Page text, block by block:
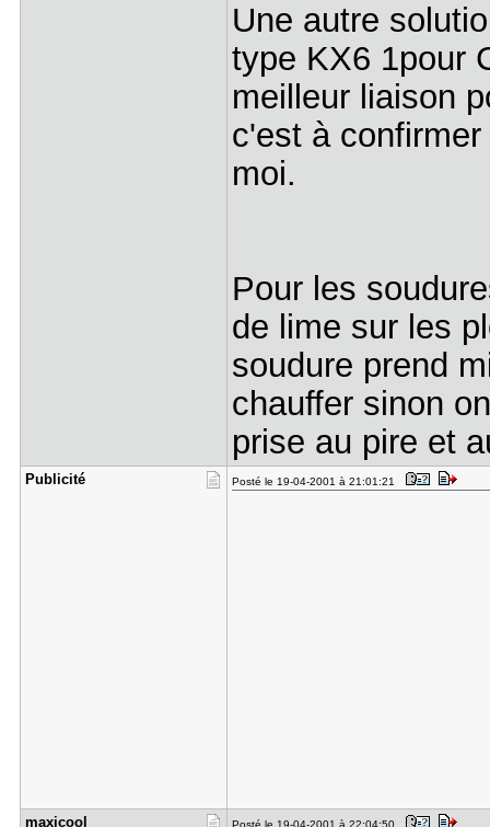
Une autre
type KX6 1pour
meilleur liaison
c'est à
moi.
Pour les
de lime sur les
soudure prend
chauffer sinon
prise au pire et
Publicité Posté le 19-04-2001 à 21:01:21
maxicool Posté le 19-04-2001 à 22:04:50